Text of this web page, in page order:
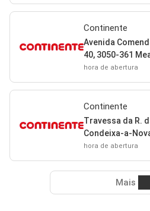
Continente
Avenida
40, 3050-361
hora de abertura
Continente
Travessa da R.
Condeixa-a-
hora de abertura
Mais